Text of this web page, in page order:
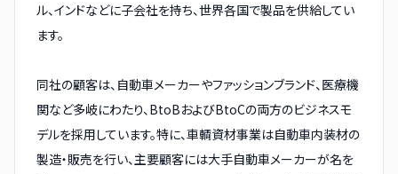
ル、インドなどに子会社を持ち、世界各国で製品を供給してい
ます。
同社の顧客は、自動車メーカーやファッションブランド、医療機
関など多岐にわたり、BtoBおよびBtoCの両方のビジネスモ
デルを採用しています。特に、車輌資材事業は自動車内装材の
製造・販売を行い、主要顧客には大手自動車メーカーが名を